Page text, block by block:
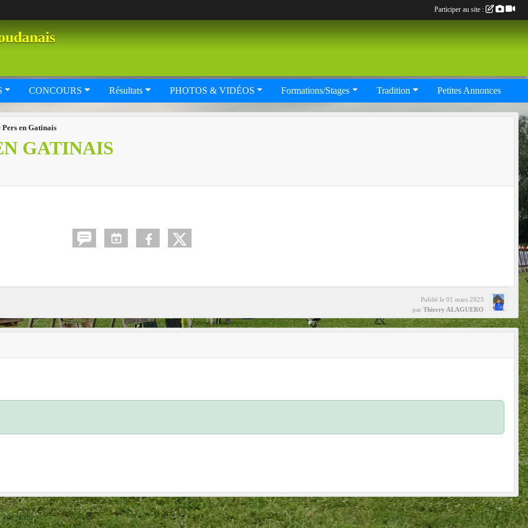
CONCOURS Résultats PHOTOS & VIDÉOS Formations/Stages Tradition Petites Annonces
en Gatinais
GATINAIS
Publié le 01 mars 2023
par Thierry ALAGUERO
Participer au site :